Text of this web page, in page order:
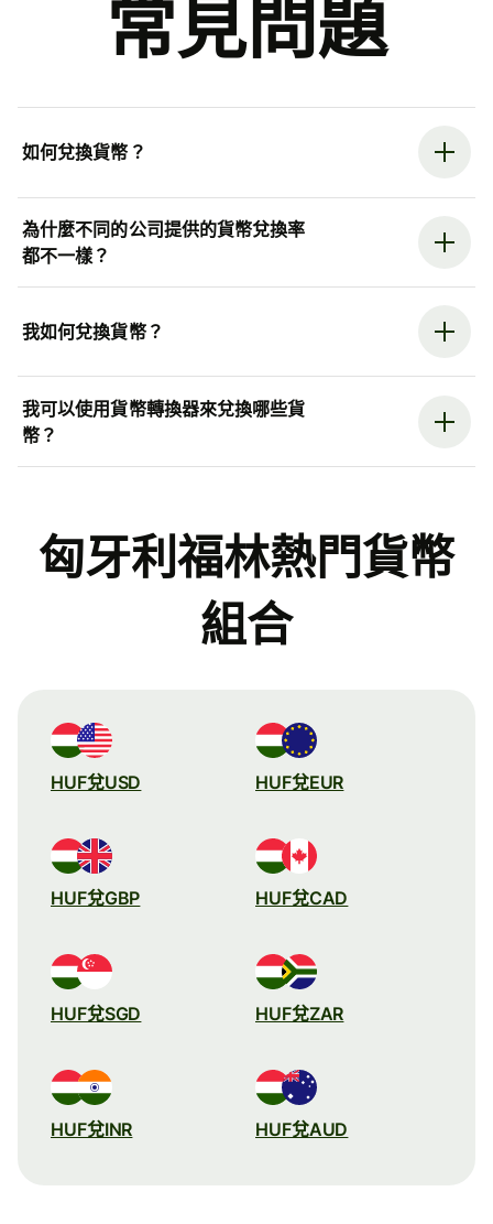
常見問題
如何兌換貨幣？
為什麼不同的公司提供的貨幣兌換率
都不一樣？
我如何兌換貨幣？
我可以使用貨幣轉換器來兌換哪些貨
幣？
匈牙利福林熱門貨幣
組合
HUF兌USD HUF兌EUR
HUF兌GBP HUF兌CAD
HUF兌SGD HUF兌ZAR
HUF兌INR HUF兌AUD